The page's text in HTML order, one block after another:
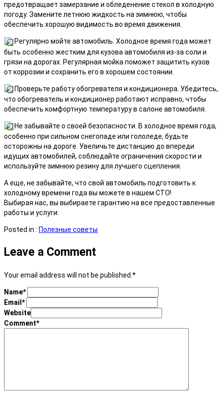
предотвращает замерзание и обледенение стекол в холодную
погоду. Замените летнюю жидкость на зимнюю, чтобы
обеспечить хорошую видимость во время движения.
Регулярно мойте автомобиль. Холодное время года может
быть особенно жестким для кузова автомобиля из-за соли и
грязи на дорогах. Регулярная мойка поможет защитить кузов
от коррозии и сохранить его в хорошем состоянии.
Проверьте работу обогревателя и кондиционера. Убедитесь,
что обогреватель и кондиционер работают исправно, чтобы
обеспечить комфортную температуру в салоне автомобиля.
Не забывайте о своей безопасности. В холодное время года,
особенно при сильном снегопаде или гололеде, будьте
осторожны на дороге. Увеличьте дистанцию до впереди
идущих автомобилей, соблюдайте ограничения скорости и
используйте зимнюю резину для лучшего сцепления.
А еще, не забывайте, что свой автомобиль подготовить к
холодному времени года вы можете в нашем СТО!
Выбирая нас, вы выбираете гарантию на все предоставленные
работы и услуги.
Posted in : Полезные советы
Leave a Comment
Your email address will not be published.*
Name*
Email *
Website
Comment*